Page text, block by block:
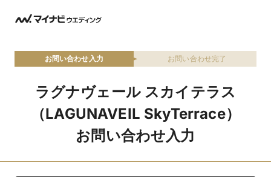
お問い合わせ入力 お問い合わせ完了
ラグナヴェール スカイテラス
（LAGUNAVEIL SkyTerrace）
お問い合わせ入力